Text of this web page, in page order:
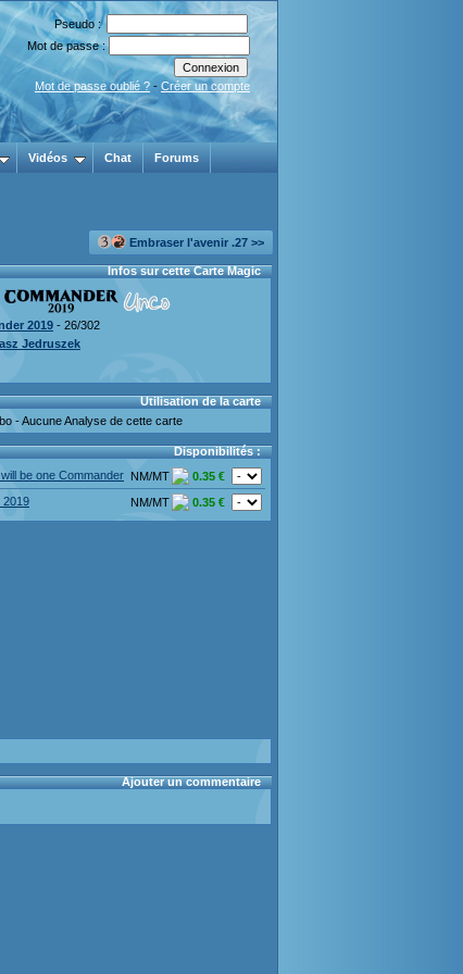
Pseudo :
Mot de passe :
Mot de passe oublié ? - Créer un compte
Vidéos Chat Forums
Embraser l'avenir .27 >>
Infos sur cette Carte Magic
2019 - 26/302
Jedruszek
Utilisation de la carte
- Aucune Analyse de cette carte
Disponibilités :
be one Commander NM/MT
0.35 €
2019
NM/MT 0.35 €
Ajouter un commentaire